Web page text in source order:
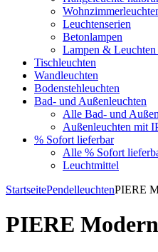
Leuchtenserien
Betonlampen
Lampen &
Tischleuchten
Wandleuchten
Bodenstehleuchten
Bad- und Außenleuchten
Alle Bad- und
Außenleuchten mit
% Sofort lieferbar
Alle % Sofort
Leuchtmittel
StartseitePendelleuchtenPIERE
PIERE